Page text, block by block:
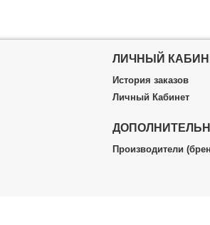
ЛИЧНЫЙ
История заказов
Личный Кабинет
Производители